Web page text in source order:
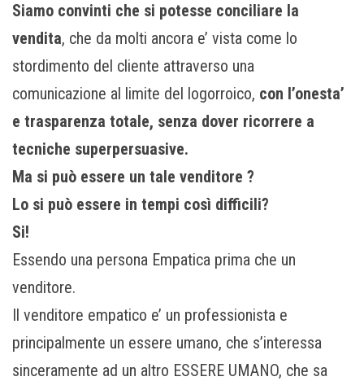
Siamo convinti che si potesse conciliare la
vendita, che da molti ancora e’ vista come lo
stordimento del cliente attraverso una
comunicazione al limite del logorroico, con l’onesta’
e trasparenza totale, senza dover ricorrere a
tecniche superpersuasive.
Ma si può essere un tale venditore ?
Lo si può essere in tempi così difficili?
Si!
Essendo una persona Empatica prima che un
venditore.
Il venditore empatico e’ un professionista e
principalmente un essere umano, che s’interessa
sinceramente ad un altro ESSERE UMANO, che sa